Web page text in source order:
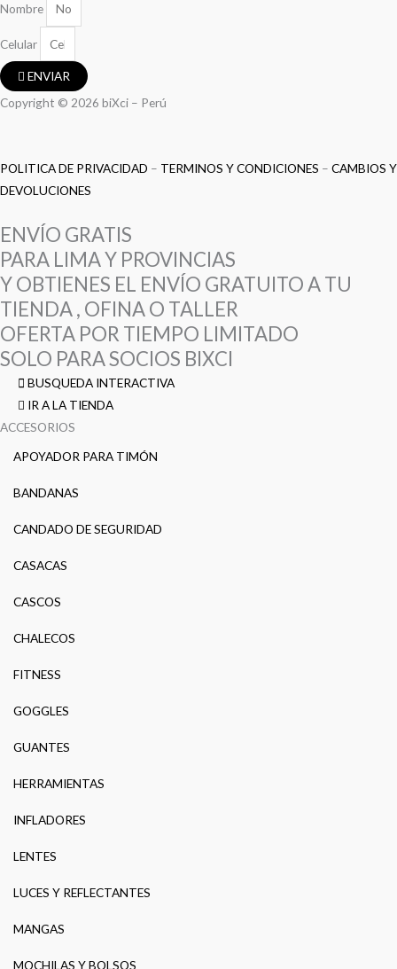
Nombre
Celular
ENVIAR
Copyright © 2026 biXci – Perú
POLITICA DE PRIVACIDAD – TERMINOS Y CONDICIONES – CAMBIOS Y
DEVOLUCIONES
ENVÍO GRATIS
PARA LIMA Y PROVINCIAS
Y OBTIENES EL ENVÍO GRATUITO A TU
TIENDA , OFINA O TALLER
OFERTA POR TIEMPO LIMITADO
SOLO PARA SOCIOS BIXCI
BUSQUEDA INTERACTIVA
IR A LA TIENDA
ACCESORIOS
APOYADOR PARA TIMÓN
BANDANAS
CANDADO DE SEGURIDAD
CASACAS
CASCOS
CHALECOS
FITNESS
GOGGLES
GUANTES
HERRAMIENTAS
INFLADORES
LENTES
LUCES Y REFLECTANTES
MANGAS
MOCHILAS Y BOLSOS